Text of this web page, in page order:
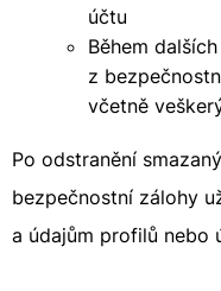
účtu
Během
z
včetně
Po odstranění
bezpečnostní zálohy
a údajům profilů nebo